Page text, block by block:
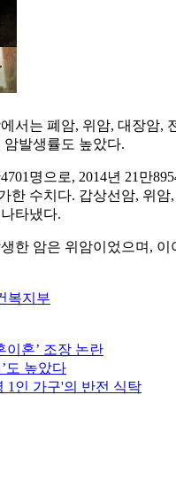
서는 폐암, 위암, 대장암
발생률도 높았다.
명으로, 2014년 21만
한 수치다. 갑상선암, 위
타냈다.
한 암은 위암이었으며,
복지부
이혼’ 조장 논란
도 높았다
1인 가구'의 반전 식탁